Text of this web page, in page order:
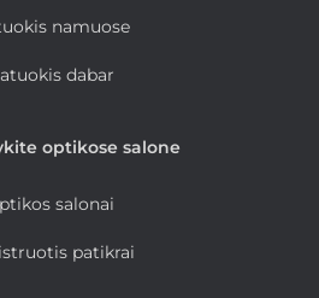
namuose
dabar
optikose salone
salonai
patikrai